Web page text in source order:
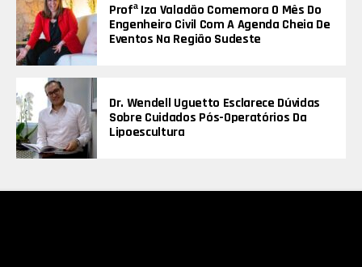
Profª Iza Valadão Comemora O Mês Do
Engenheiro Civil Com A Agenda Cheia De
Eventos Na Região Sudeste
Dr. Wendell Uguetto Esclarece Dúvidas
Sobre Cuidados Pós-Operatórios Da
Lipoescultura